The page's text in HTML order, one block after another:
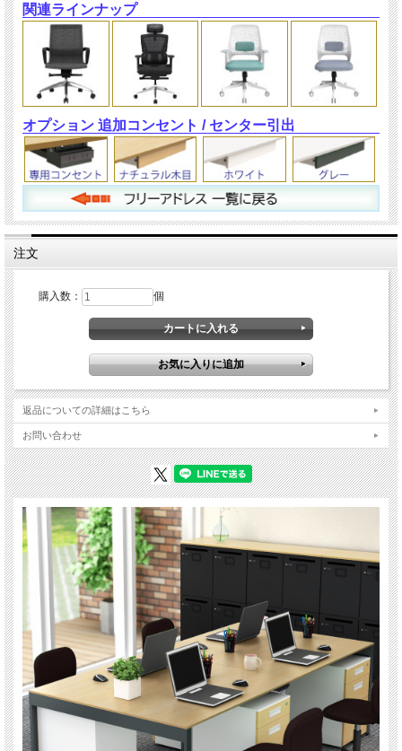
関連ラインナップ
オプション 追加コンセント / センター引出
注文
購入数： 個
返品についての詳細はこちら
お問い合わせ